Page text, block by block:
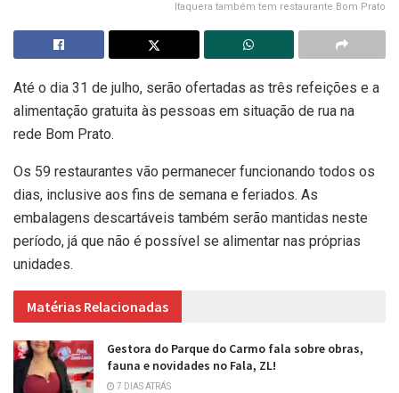
Itaquera também tem restaurante Bom Prato
Até o dia 31 de julho, serão ofertadas as três refeições e a
alimentação gratuita às pessoas em situação de rua na
rede Bom Prato.
Os 59 restaurantes vão permanecer funcionando todos os
dias, inclusive aos fins de semana e feriados. As
embalagens descartáveis também serão mantidas neste
período, já que não é possível se alimentar nas próprias
unidades.
Matérias Relacionadas
Gestora do Parque do Carmo fala sobre obras,
fauna e novidades no Fala, ZL!
7 DIAS ATRÁS